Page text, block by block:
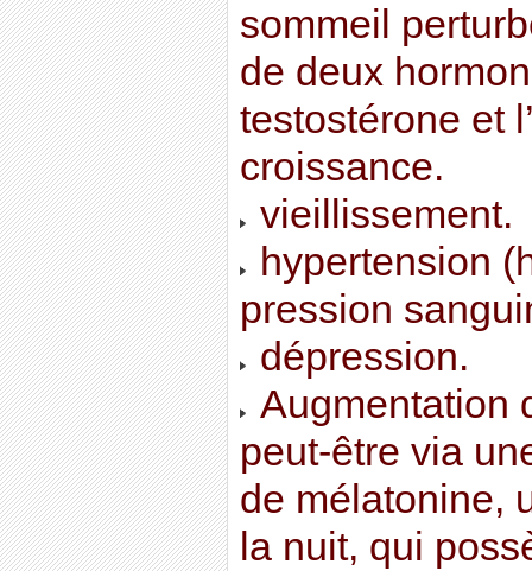
sommeil
de deux
testostérone et
croissance.
vieillissement.
hypertension
pression
dépression.
Augmentation
peut-être via
de mélatonine,
la nuit, qui